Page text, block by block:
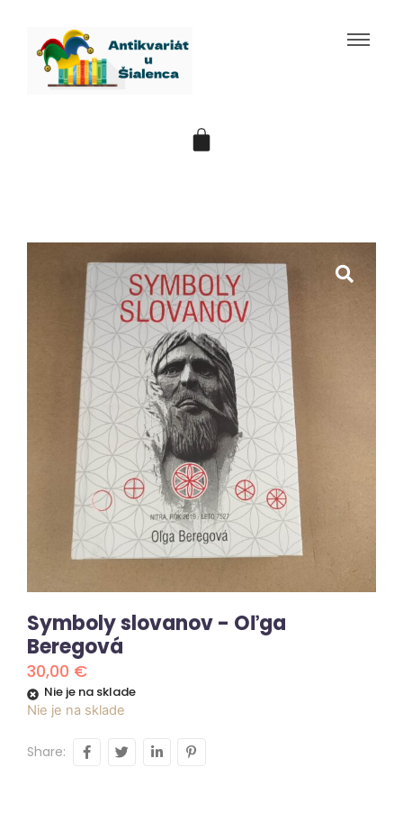
Symboly slovanov - Oľga
Beregová
30,00 €
Nie je na sklade
Nie je na sklade
Share: